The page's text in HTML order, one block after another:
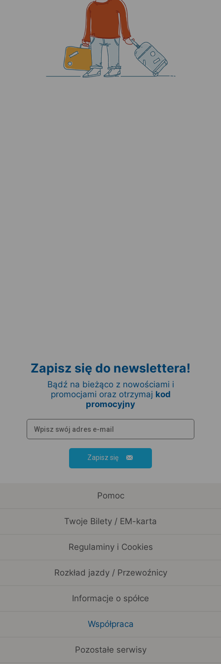
Zapisz się do newslettera!
Bądź na bieżąco z nowościami i
promocjami oraz otrzymaj kod
promocyjny
Zapisz się
Pomoc
Twoje Bilety / EM-karta
Regulaminy i Cookies
Rozkład jazdy / Przewoźnicy
Informacje o spółce
Współpraca
Pozostałe serwisy